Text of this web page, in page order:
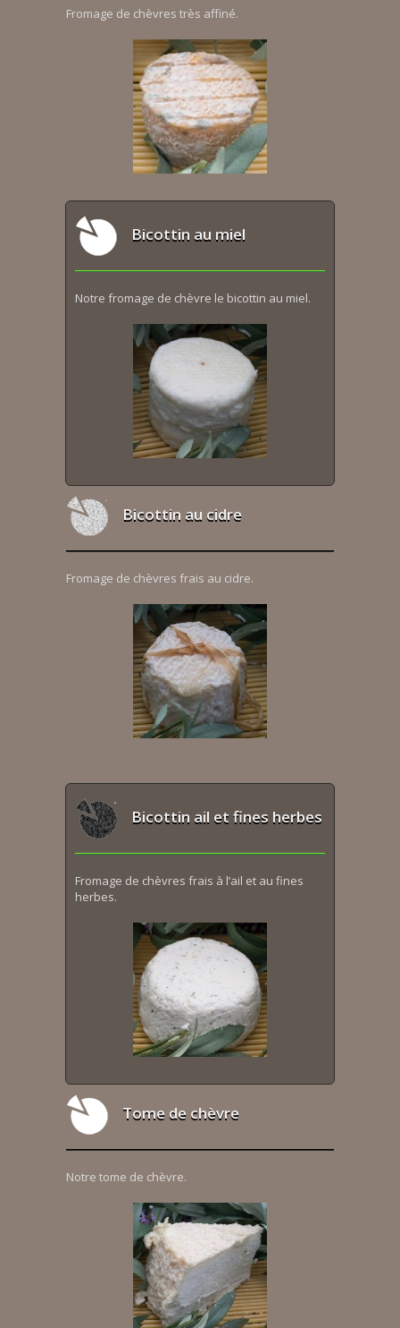
Fromage de chèvres très affiné.
Bicottin au miel
Notre fromage de chèvre le bicottin au miel.
Bicottin au cidre
Fromage de chèvres frais au cidre.
Bicottin ail et fines herbes
Fromage de chèvres frais à l’ail et au fines
herbes.
Tome de chèvre
Notre tome de chèvre.